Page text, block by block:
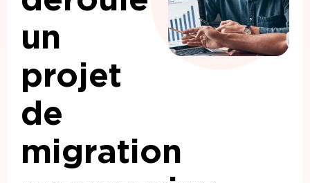
un
projet
de
migration